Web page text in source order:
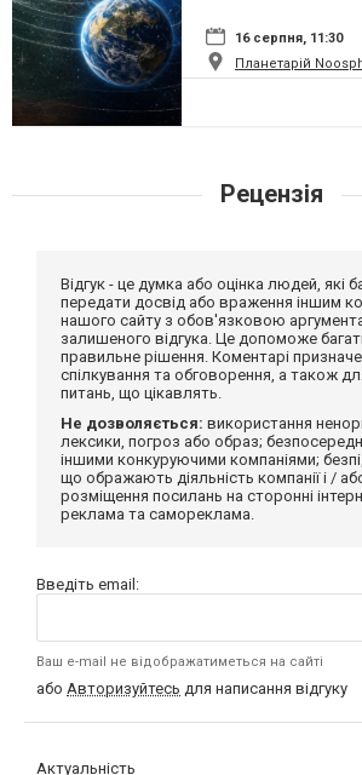
16 серпня, 11:30
Планетарій
Рецензія
Відгук - це думка або оцінка людей, які
передати досвід або враження іншим
нашого сайту з обов'язковою
залишеного відгука. Це допоможе
правильне рішення. Коментарі
спілкування та обговорення, а також
питань, що цікавлять.
Не дозволяється: використання
лексики, погроз або образ;
іншими конкуруючими компаніями;
що ображають діяльність компанії і / або
розміщення посилань на сторонні
реклама та самореклама.
Введіть email:
Ваш e-mail не відображатиметься на сайті
або Авторизуйтесь для написання відгуку
Актуальність